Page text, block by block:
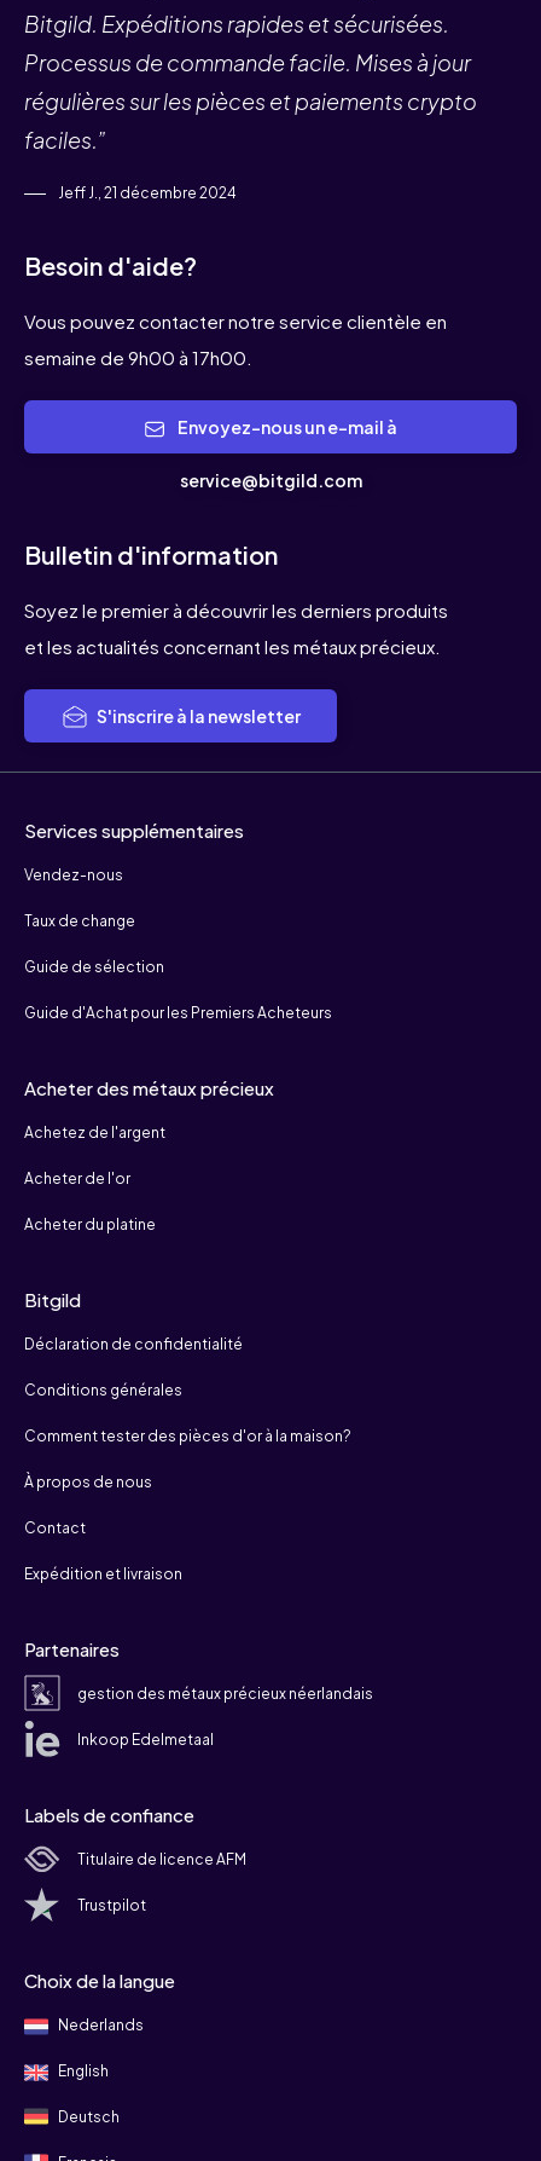
Bitgild. Expéditions rapides et sécurisées.
Processus de commande facile. Mises à jour
régulières sur les pièces et paiements crypto
faciles.”
Jeff J., 21 décembre 2024
Besoin d'aide?
Vous pouvez contacter notre service clientèle en
semaine de 9h00 à 17h00.
service@bitgild.com
Bulletin d'information
Soyez le premier à découvrir les derniers produits
et les actualités concernant les métaux précieux.
S'inscrire à la newsletter
Services supplémentaires
Vendez-nous
Taux de change
Guide de sélection
Guide d'Achat pour les Premiers Acheteurs
Acheter des métaux précieux
Achetez de l'argent
Acheter de l'or
Acheter du platine
Bitgild
Déclaration de confidentialité
Conditions générales
Comment tester des pièces d'or à la maison?
À propos de nous
Contact
Expédition et livraison
Partenaires
gestion des métaux précieux néerlandais
Inkoop Edelmetaal
Labels de confiance
Titulaire de licence AFM
Trustpilot
Choix de la langue
Nederlands
English
Deutsch